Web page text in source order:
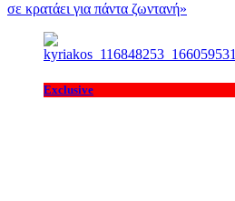
σε κρατάει για πάντα ζωντανή»
Exclusive